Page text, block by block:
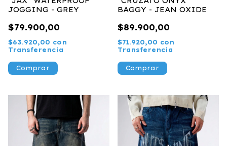
JOGGING - GREY
$79.900,00
$63.920,00 con
Transferencia
Comprar
BAGGY - JEAN OXIDE
$89.900,00
$71.920,00 con
Transferencia
Comprar